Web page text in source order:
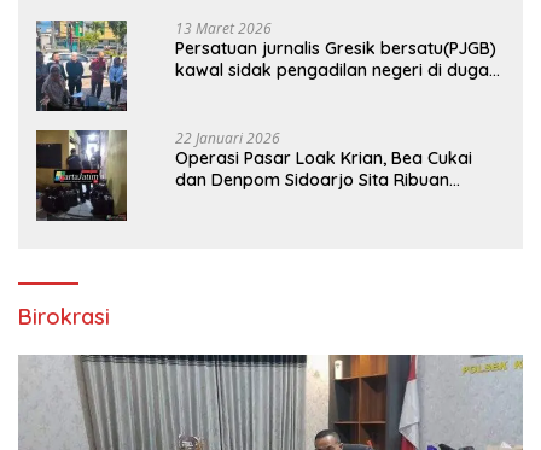
13 Maret 2026
Persatuan jurnalis Gresik bersatu(PJGB)
kawal sidak pengadilan negeri di duga
22 Januari 2026
Operasi Pasar Loak Krian, Bea Cukai
dan Denpom Sidoarjo Sita Ribuan
Birokrasi